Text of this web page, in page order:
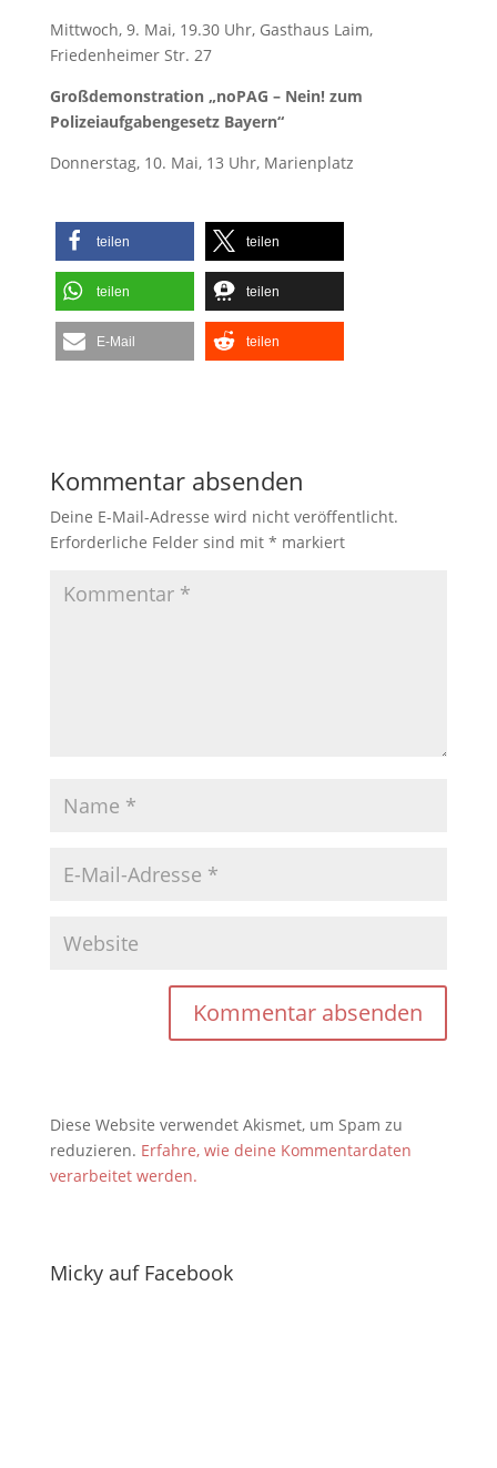
Mittwoch, 9. Mai, 19.30 Uhr, Gasthaus Laim,
Friedenheimer Str. 27
Großdemonstration „noPAG – Nein! zum
Polizeiaufgabengesetz Bayern“
Donnerstag, 10. Mai, 13 Uhr, Marienplatz
teilen teilen
teilen teilen
E-Mail teilen
Kommentar absenden
Deine E-Mail-Adresse wird nicht veröffentlicht.
Erforderliche Felder sind mit * markiert
Diese Website verwendet Akismet, um Spam zu
reduzieren. Erfahre, wie deine Kommentardaten
verarbeitet werden.
Micky auf Facebook